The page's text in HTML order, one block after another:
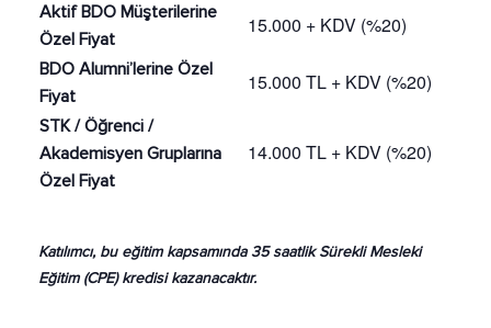
Aktif BDO Müşterilerine
Özel Fiyat
15.000 + KDV (%20)
BDO Alumni’lerine Özel
Fiyat
15.000 TL + KDV (%20)
STK / Öğrenci /
Akademisyen Gruplarına
Özel Fiyat
14.000 TL + KDV (%20)
Katılımcı, bu eğitim kapsamında 35 saatlik Sürekli Mesleki
Eğitim (CPE) kredisi kazanacaktır.